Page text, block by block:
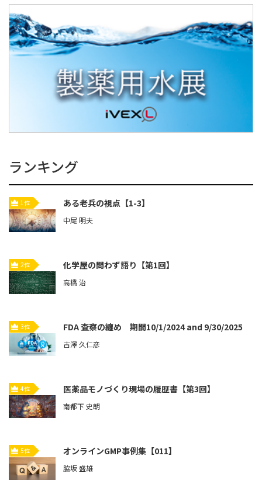
ランキング
1位 ある老兵の視点【1-3】
中尾 明夫
2位 化学屋の問わず語り【第1回】
高橋 治
3位 FDA 査察の纏め 期間10/1/2024 and 9/30/2025
古澤 久仁彦
4位 医薬品モノづくり現場の履歴書【第3回】
南都下 史朗
5位 オンラインGMP事例集【011】
脇坂 盛雄